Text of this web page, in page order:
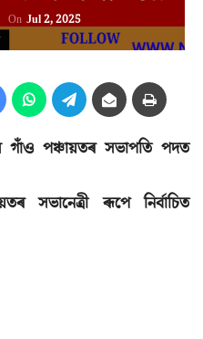
On Jul 2, 2025
গাঁও পঞ্চায়তৰ সভাপতি পদত
সভানেত্ৰী ৰূপে নিৰ্বাচিত